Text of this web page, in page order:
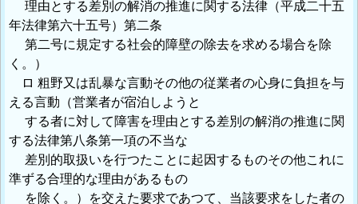
理由とする差別の解消の推進に関する法律（平成二十五
年法律第六十五号）第二条
第二号に規定する社会的障壁の除去を求める場合を除
く。）
ロ 粗野又は乱暴な言動その他の従業者の心身に負担を与
える言動（営業者が宿泊しようと
する者に対して障害を理由とする差別の解消の推進に関
する法律第八条第一項の不当な
差別的取扱いを行つたことに起因するものその他これに
準ずる合理的な理由があるもの
を除く。）を交えた要求であつて、当該要求をした者の